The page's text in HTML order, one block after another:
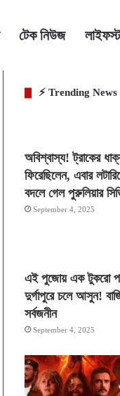
টেক নিউজ
⚡ Trending News
অবিশ্বাস্য! ট্রাকের
ফিরেছিলেন, এবার
বদলে গেল পুরুলিয়ার
September 4, 2025
এই পুজোয় এক টুকরো
দুর্গাপুরে চলে আসুন!
সর্বজনীন
September 4, 2025